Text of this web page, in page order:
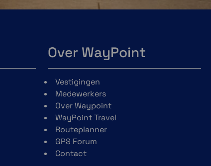
Over WayPoint
Vestigingen
Medewerkers
Over Waypoint
WayPoint Travel
Routeplanner
GPS Forum
Contact